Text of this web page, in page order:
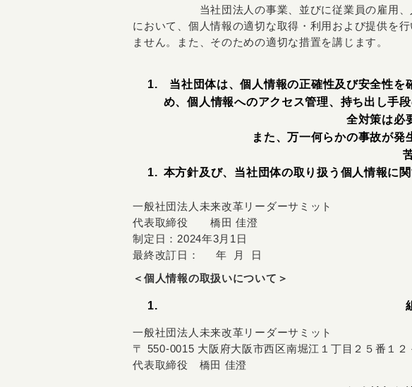
当社団法人の事業、並びに従業員の雇用、人事
において、個人情報の適切な取得・利用および提供を
ません。また、そのための適切な措置を講じます。
当社団体は、個人情報の正確性及び安全性
め、個人情報へのアクセス管理、持ち出し手
全対策は必
また、万一何らかの事故が発
本方針及び、当社団体の取り扱う個人情報に
一般社団法人未来改革リーダーサミット
代表取締役 橋田 佳澄
制定日：2024年3月1日
最終改訂日： 年 月 日
＜個人情報の取扱いについて＞
一般社団法人未来改革リーダーサミット
〒 550-0015 大阪府大阪市西区南堀江１丁目２５番１２
代表取締役 橋田 佳澄